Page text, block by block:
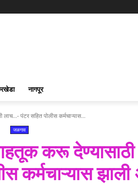
नागपूर
पंटर सहित पोलीस कर्मचाऱ्यास...
जळगाव
करू
कर्मचाऱ्यास